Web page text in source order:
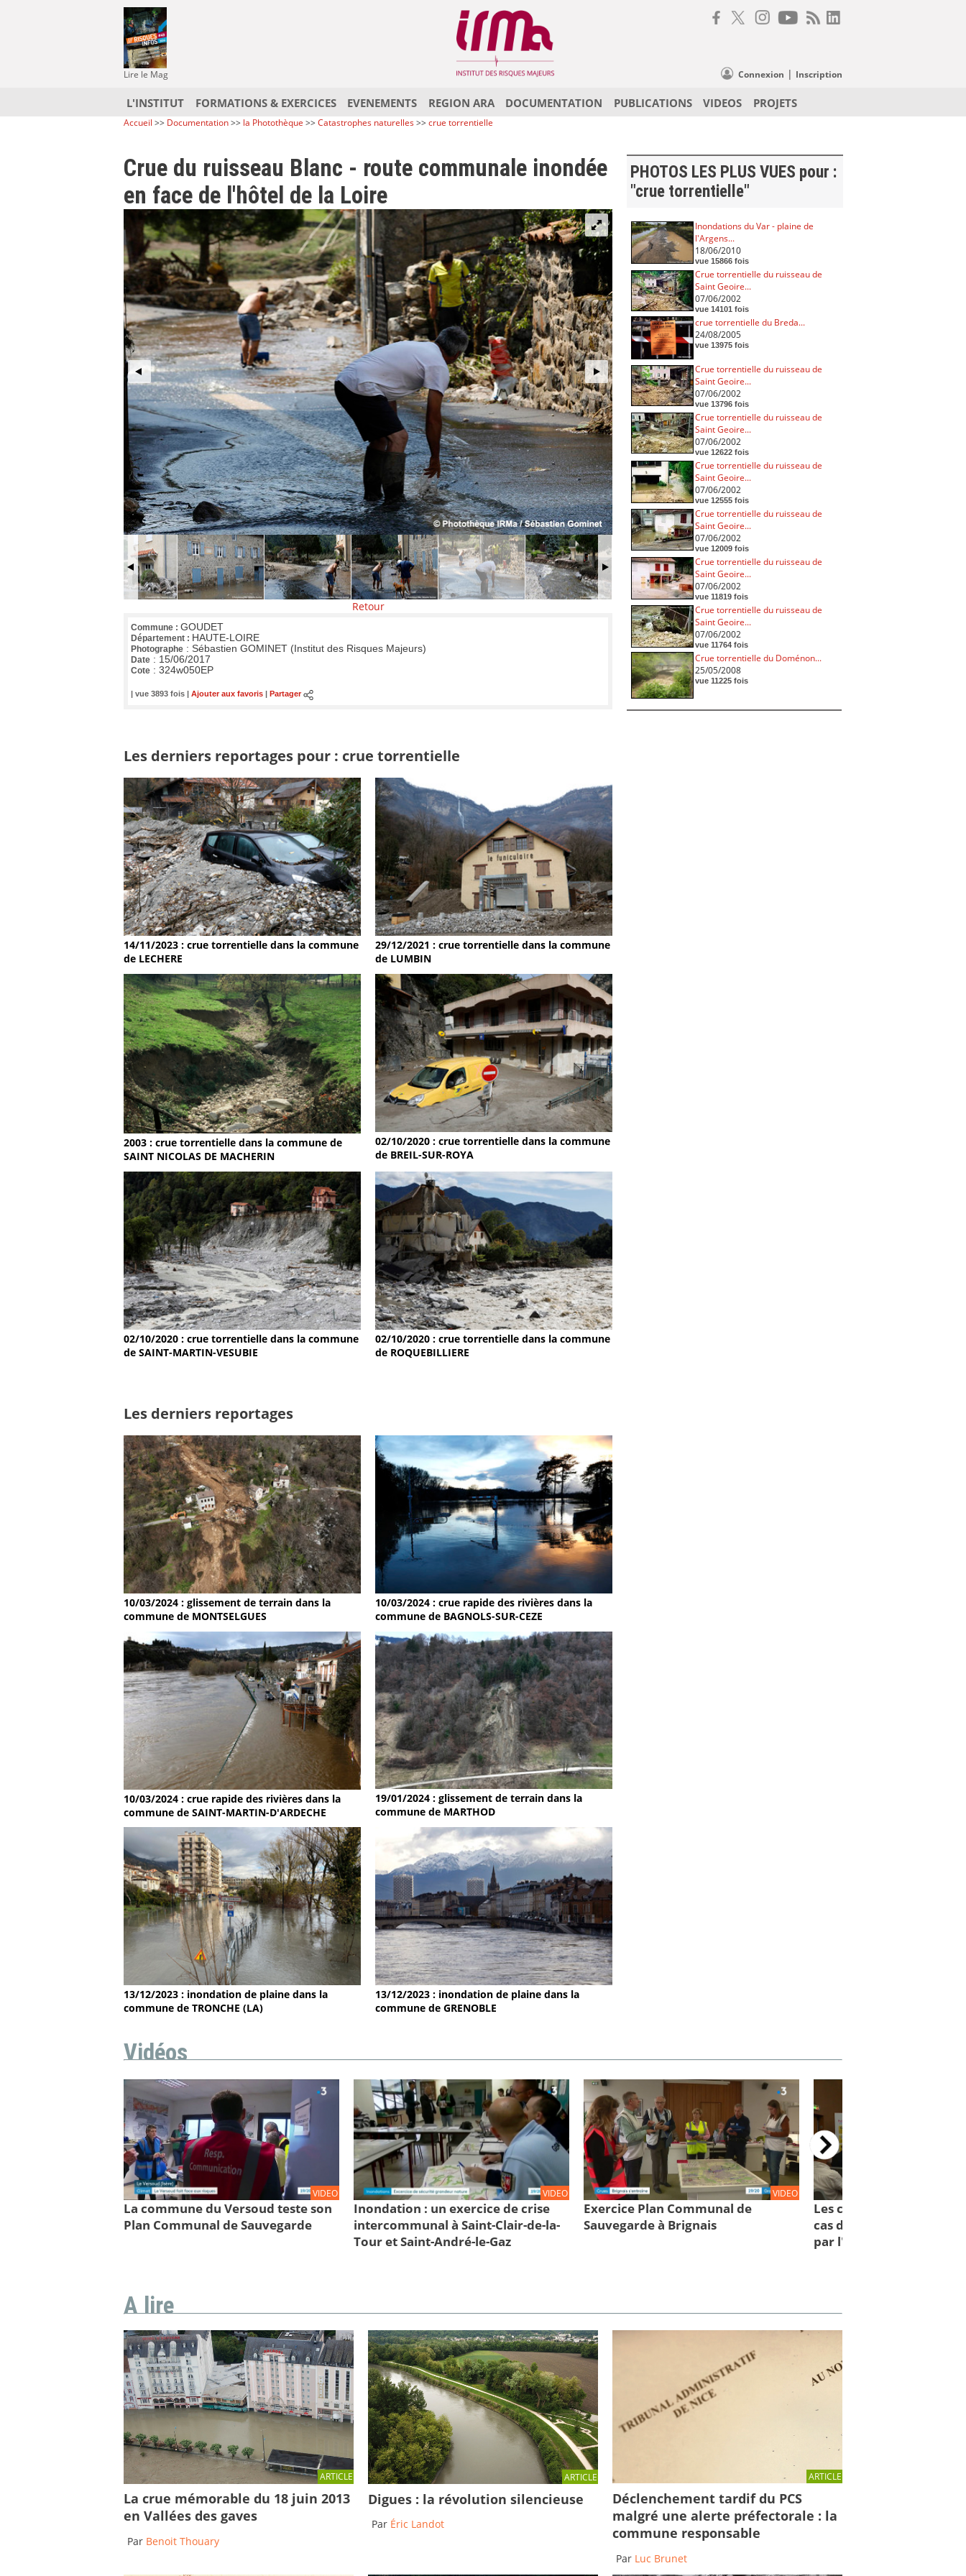
Lire le Mag Connexion | Inscription
L'INSTITUT FORMATIONS & EXERCICES EVENEMENTS REGION ARA DOCUMENTATION PUBLICATIONS VIDEOS PROJETS
Accueil >> Documentation>> la Photothèque >>Catastrophes naturelles>>crue torrentielle
Crue du ruisseau Blanc - route communale inondée
en face de l'hôtel de la Loire
Retour
Commune : GOUDET
Département : HAUTE-LOIRE
Photographe : Sébastien GOMINET (Institut des Risques Majeurs)
Date : 15/06/2017
Cote : 324w050EP
| vue 3893 fois | Ajouter aux favoris Partager
Les derniers reportages pour : crue torrentielle
14/11/2023 : crue torrentielle dans la commune
de LECHERE
29/12/2021 : crue torrentielle dans la commune
de LUMBIN
2003 : crue torrentielle dans la commune de
SAINT NICOLAS DE MACHERIN
02/10/2020 : crue torrentielle dans la commune
de BREIL-SUR-ROYA
02/10/2020 : crue torrentielle dans la commune
de SAINT-MARTIN-VESUBIE
02/10/2020 : crue torrentielle dans la commune
de ROQUEBILLIERE
Les derniers reportages
10/03/2024 : glissement de terrain dans la
commune de MONTSELGUES
10/03/2024 : crue rapide des rivières dans la
commune de BAGNOLS-SUR-CEZE
10/03/2024 : crue rapide des rivières dans la
commune de SAINT-MARTIN-D'ARDECHE
19/01/2024 : glissement de terrain dans la
commune de MARTHOD
13/12/2023 : inondation de plaine dans la
commune de TRONCHE (LA)
13/12/2023 : inondation de plaine dans la
commune de GRENOBLE
PHOTOS LES PLUS VUES pour :
"crue torrentielle"
Inondations du Var - plaine de
l'Argens...
18/06/2010
vue 15866 fois
Crue torrentielle du ruisseau de
Saint Geoire...
07/06/2002
vue 14101 fois
crue torrentielle du Breda...
24/08/2005
vue 13975 fois
Crue torrentielle du ruisseau de
Saint Geoire...
07/06/2002
vue 13796 fois
Crue torrentielle du ruisseau de
Saint Geoire...
07/06/2002
vue 12622 fois
Crue torrentielle du ruisseau de
Saint Geoire...
07/06/2002
vue 12555 fois
Crue torrentielle du ruisseau de
Saint Geoire...
07/06/2002
vue 12009 fois
Crue torrentielle du ruisseau de
Saint Geoire...
07/06/2002
vue 11819 fois
Crue torrentielle du ruisseau de
Saint Geoire...
07/06/2002
vue 11764 fois
Crue torrentielle du Doménon...
25/05/2008
vue 11225 fois
Vidéos
VIDEO
La commune du Versoud teste son
Plan Communal de Sauvegarde
VIDEO
Inondation : un exercice de crise
intercommunal à Saint-Clair-de-la-
Tour et Saint-André-le-Gaz
VIDEO
Exercice Plan Communal de
Sauvegarde à Brignais
Les comportements à
cas d'inondations : des
par l'IRMa et la mission
A lire
ARTICLE
La crue mémorable du 18 juin 2013
en Vallées des gaves
Par Benoit Thouary
ARTICLE
Digues : la révolution silencieuse
Par Éric Landot
ARTICLE
Déclenchement tardif du PCS
malgré une alerte préfectorale : la
commune responsable
Par Luc Brunet